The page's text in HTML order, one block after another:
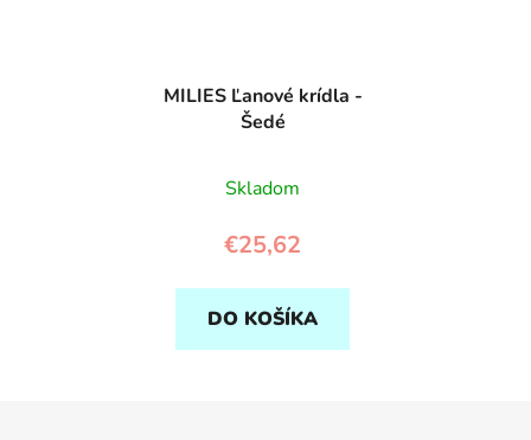
MILIES Ľanové krídla -
Šedé
Skladom
€25,62
DO KOŠÍKA